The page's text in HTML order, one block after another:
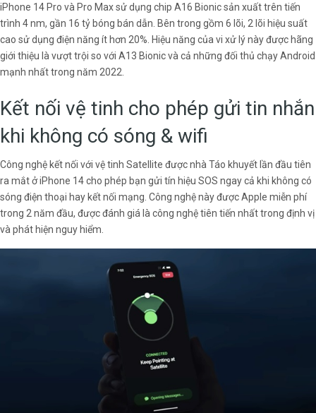
iPhone 14 Pro và Pro Max sử dụng chip A16 Bionic sản xuất trên tiến
trình 4 nm, gần 16 tỷ bóng bán dẫn. Bên trong gồm 6 lõi, 2 lõi hiệu suất
cao sử dụng điện năng ít hơn 20%. Hiệu năng của vi xử lý này được hãng
giới thiệu là vượt trội so với A13 Bionic và cả những đối thủ chạy Android
mạnh nhất trong năm 2022.
Kết nối vệ tinh cho phép gửi tin nhắn
khi không có sóng & wifi
Công nghệ kết nối với vệ tinh Satellite được nhà Táo khuyết lần đầu tiên
ra mắt ở iPhone 14 cho phép bạn gửi tín hiệu SOS ngay cả khi không có
sóng điện thoại hay kết nối mạng. Công nghệ này được Apple miễn phí
trong 2 năm đầu, được đánh giá là công nghệ tiên tiến nhất trong định vị
và phát hiện nguy hiểm.